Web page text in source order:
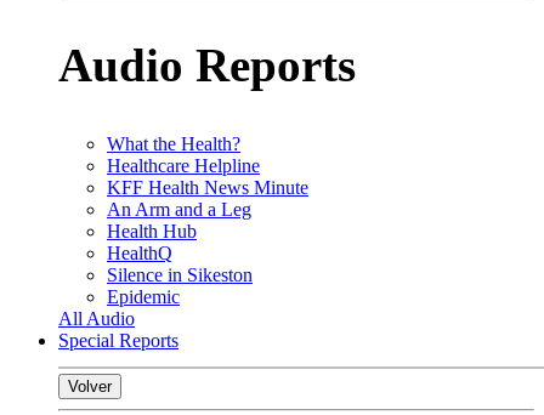
Audio Reports
What the Health?
Healthcare Helpline
KFF Health News Minute
An Arm and a Leg
Health Hub
HealthQ
Silence in Sikeston
Epidemic
All Audio
Special Reports
Volver